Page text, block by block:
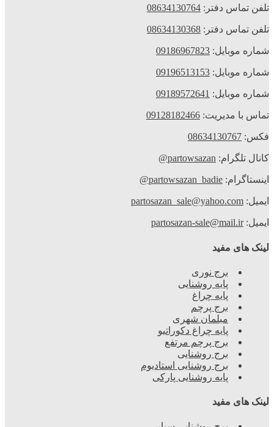
تلفن تماس دفتر: 08634130764
تلفن تماس دفتر: 08634130368
شماره موبایل: 09186967823
شماره موبایل: 09196513153
شماره موبایل: 09189572641
تماس با مدیریت: 09128182466
فکس: 08634130767
کانال تلگرام: partowsazan@
اینستاگرام: partowsazan_badie@
ایمیل: partosazan_sale@yahoo.com
ایمیل:partosazan-sale@mail.ir
لینک های مفید
برج نوری
پایه روشنایی
پایه چراغ
برج پرچم
مبلمان شهری
پایه چراغ دکوراتیو
برج پرچم مرتفع
برج روشنایی
برج روشنایی استادیوم
پایه روشنایی پارکی
لینک های مفید